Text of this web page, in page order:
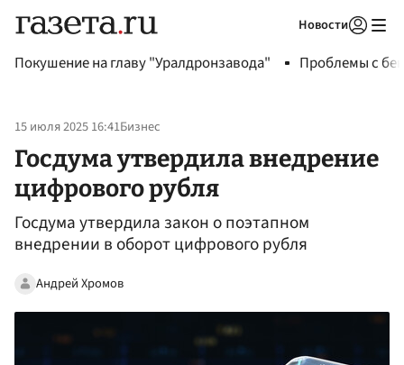
Новости
Покушение на главу "Уралдронзавода" Проблемы с
15 июля 2025 16:41Бизнес
Госдума утвердила внедрение
цифрового рубля
Госдума утвердила закон о поэтапном
внедрении в оборот цифрового рубля
Андрей Хромов